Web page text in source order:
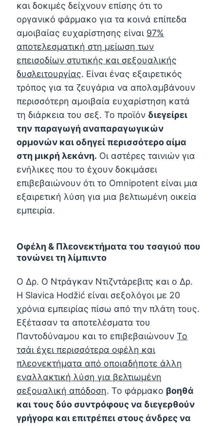
και δοκιμές δείχνουν επίσης ότι το
οργανικό φάρμακο για τα κοινά επίπεδα
αμοιβαίας ευχαρίστησης είναι 97%
αποτελεσματική στη μείωση των
επεισοδίων στυτικής και σεξουαλικής
δυσλειτουργίας. Είναι ένας εξαιρετικός
τρόπος για τα ζευγάρια να απολαμβάνουν
περισσότερη αμοιβαία ευχαρίστηση κατά
τη διάρκεια του σεξ. Το προϊόν διεγείρει
την παραγωγή αναπαραγωγικών
ορμονών και οδηγεί περισσότερο αίμα
στη μικρή λεκάνη. Οι αστέρες ταινιών για
ενήλικες που το έχουν δοκιμάσει
επιβεβαιώνουν ότι το Omnipotent είναι μια
εξαιρετική λύση για μια βελτιωμένη οικεία
εμπειρία.
Οφέλη & Πλεονεκτήματα του τσαγιού που
τονώνει τη λίμπιντο
Ο Δρ. Ο Ντράγκαν Ντιζντάρεβιτς και ο Δρ.
Η Slavica Hodžić είναι σεξολόγοι με 20
χρόνια εμπειρίας πίσω από την πλάτη τους.
Εξέτασαν τα αποτελέσματα του
Παντοδύναμου και το επιβεβαιώνουνΤο
τσάι έχει περισσότερα οφέλη και
πλεονεκτήματα από οποιαδήποτε άλλη
εναλλακτική λύση για βελτιωμένη
σεξουαλική απόδοση. Το φάρμακο βοηθά
και τους δύο συντρόφους να διεγερθούν
γρήγορα και επιτρέπει στους άνδρες να